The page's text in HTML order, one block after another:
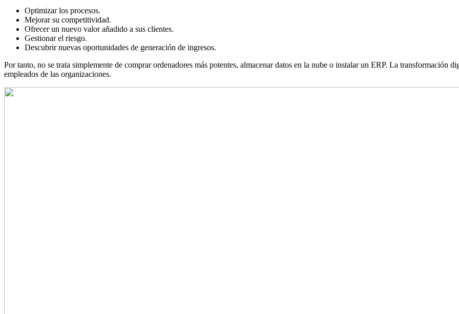
Optimizar los procesos.
Mejorar su competitividad.
Ofrecer un nuevo valor añadido a sus clientes.
Gestionar el riesgo.
Descubrir nuevas oportunidades de generación de ingresos.
Por tanto, no se trata simplemente de comprar ordenadores más potentes, almacenar datos en la nube o instalar un ERP. La
empleados de las organizaciones.